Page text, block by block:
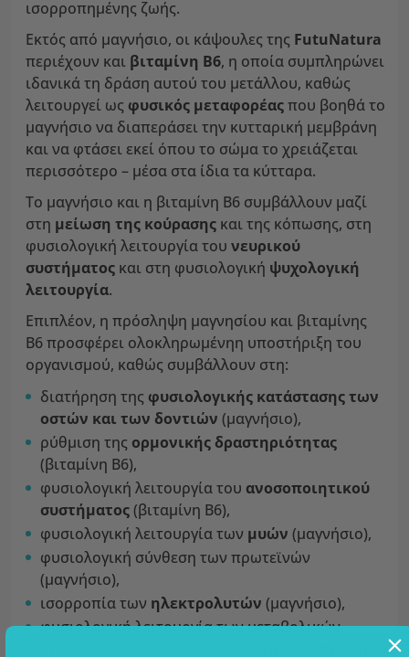
ισορροπημένης ζωής.
Εκτός από μαγνήσιο, οι κάψουλες της FutuNatura
περιέχουν και βιταμίνη Β6, η οποία συμπληρώνει
ιδανικά τη δράση αυτού του μετάλλου, καθώς
λειτουργεί ως φυσικός μεταφορέαςπου βοηθά το
μαγνήσιο να διαπεράσει την κυτταρική μεμβράνη
και να φτάσει εκεί όπου το σώμα το χρειάζεται
περισσότερο – μέσα στα ίδια τα κύτταρα.
Το μαγνήσιο και η βιταμίνη Β6 συμβάλλουν μαζί
στη μείωση της κούρασης και της κόπωσης, στη
φυσιολογική λειτουργία του νευρικού
συστήματος και στη φυσιολογική ψυχολογική
λειτουργία.
Επιπλέον, η πρόσληψη μαγνησίου και βιταμίνης
Β6 προσφέρει ολοκληρωμένηη υποστήριξη του
οργανισμού, καθώς συμβάλλουν στη:
διατήρηση της φυσιολογικής κατάστασης των
οστών και των δοντιών (μαγνήσιο),
ρύθμιση της ορμονικής δραστηριότητας
(βιταμίνη Β6),
φυσιολογική λειτουργία του ανοσοποιητικού
συστήματος(βιταμίνη Β6),
φυσιολογική λειτουργία των μυών (μαγνήσιο),
φυσιολογική σύνθεση των πρωτεϊνών
(μαγνήσιο),
ισορροπία των ηλεκτρολυτών (μαγνήσιο),
φυσιολογική λειτουργία των μεταβολικών